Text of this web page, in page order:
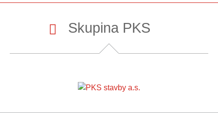
Skupina PKS